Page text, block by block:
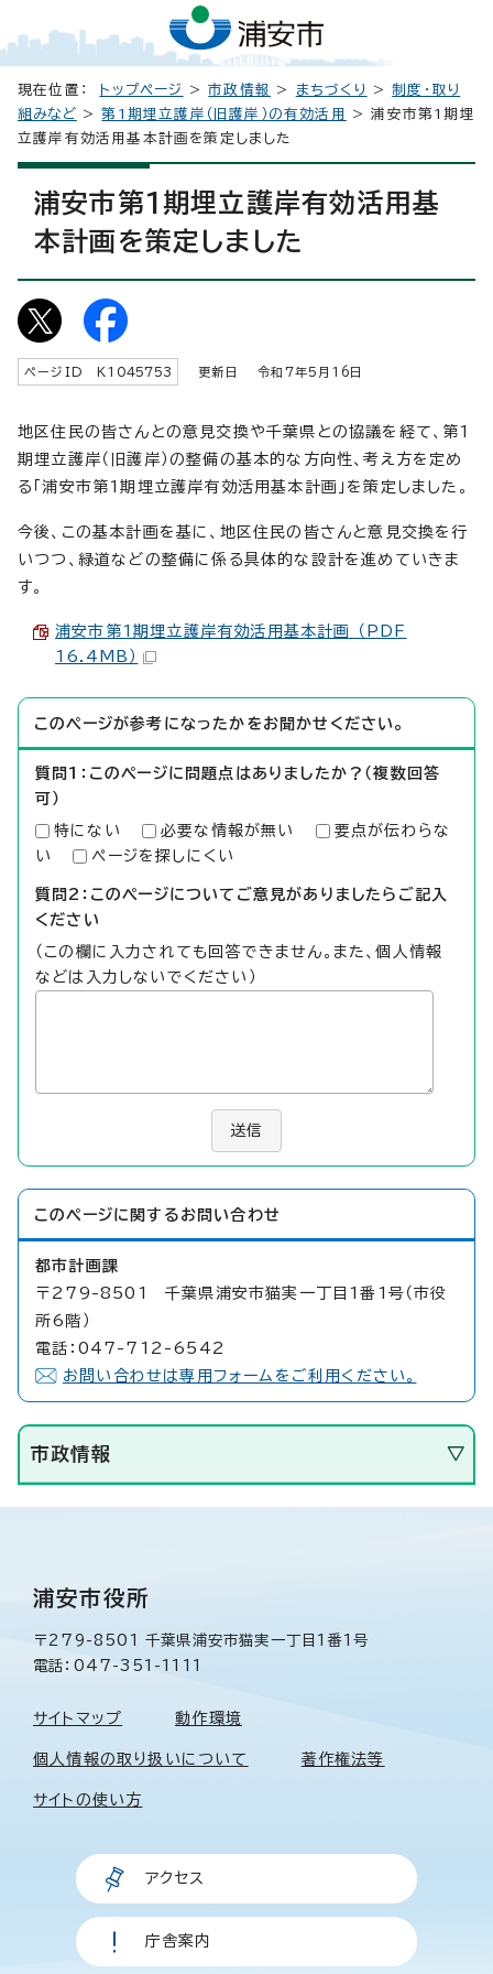
現在位置： トップページ >市政情報 > まちづくり >制度・取り
組みなど >第1期埋立護岸（旧護岸）の有効活用
> 浦安市第1期埋
立護岸有効活用基本計画を策定しました
浦安市第1期埋立護岸有効活用基
本計画を策定しました
ページID K 1045753 更新日 令和7年5月 16 日
地区住民の皆さんとの意見交換や千葉県との協議を経て、第1
期埋立護岸（旧護岸）の整備の基本的な方向性、考え方を定め
る「浦安市第1期埋立護岸有効活用基本計画」を策定しました。
今後、この基本計画を基に、地区住民の皆さんと意見交換を行
いつつ、緑道などの整備に係る具体的な設計を進めていきま
す。
浦安市第1期埋立護岸有効活用基本計画 （PDF
16.4MB）
このページが参考になったかをお聞かせください。
質問1：このページに問題点はありましたか？（複数回答
可）
特にない 必要な情報が無い
要点が伝わらな
い
ページを探しにくい
質問2：このページについてご意見がありましたらご記入
ください
（この欄に入力されても回答できません。また、個人情報
などは入力しないでください）
送信
このページに関する お問い合わせ
都市計画課
〒279-8501 千葉県浦安市猫実一丁目1番1号（市役
所6階）
電話：047-712-6542
お問い合わせは専用フォームをご利用ください。
市政情報
浦安市役所
〒279-8501 千葉県浦安市猫実一丁目1番1号
電話：047-351-1111
サイトマップ 動作環境
個人情報の取り扱いについて 著作権法等
サイトの使い方
アクセス
庁舎案内